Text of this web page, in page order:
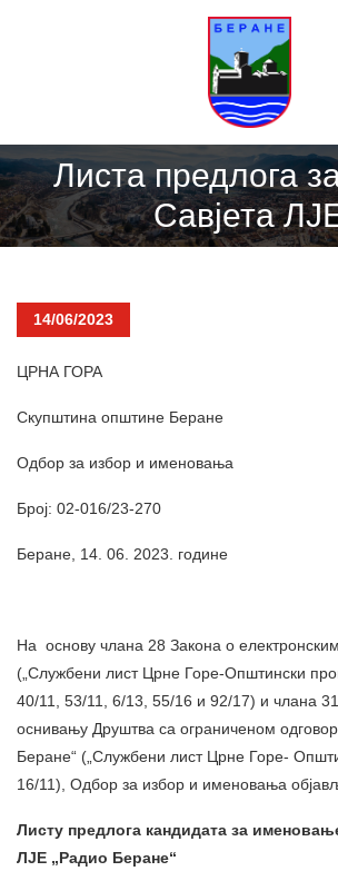
Листa предлога
Савјета
14/06/2023
ЦРНА ГОРА
Скупштина општине Беране
Одбор за избор и именовања
Број: 02-016/23-270
Беране, 14. 06. 2023. године
На основу члана 28 Закона о
(„Службени лист Црне Горе-Општински
40/11, 53/11, 6/13, 55/16 и 92/17) и члана
оснивању Друштва са ограниченом
Беране“ („Службени лист Црне Горе-
16/11), Одбор за избор и именовања
Листу предлога кандидата за
ЛЈЕ „Радио Беране“